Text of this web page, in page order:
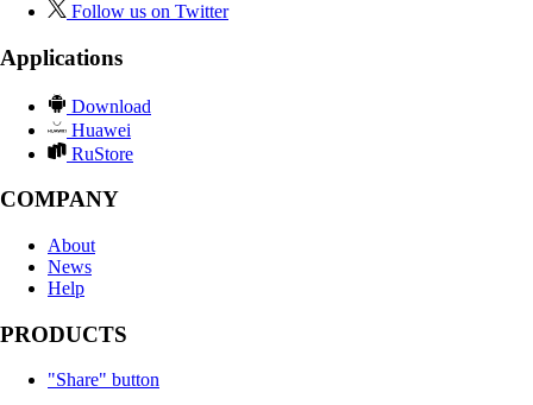
Follow us on Twitter
Applications
Download
Huawei
RuStore
COMPANY
About
News
Help
PRODUCTS
"Share" button